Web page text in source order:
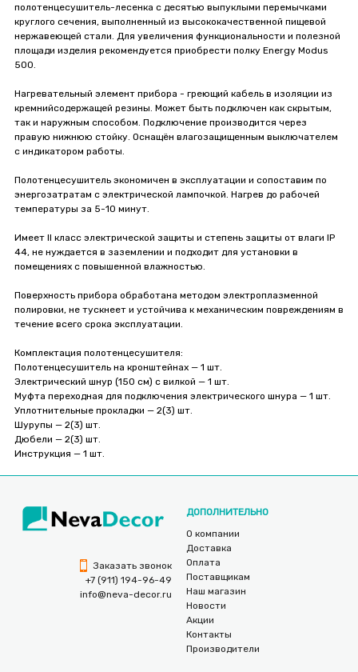
полотенцесушитель-лесенка с десятью выпуклыми перемычками
круглого сечения, выполненный из высококачественной пищевой
нержавеющей стали. Для увеличения функциональности и полезной
площади изделия рекомендуется приобрести полку Energy Modus
500.
Нагревательный элемент прибора - греющий кабель в изоляции из
кремнийсодержащей резины. Может быть подключен как скрытым,
так и наружным способом. Подключение производится через
правую нижнюю стойку. Оснащён влагозащищенным выключателем
с индикатором работы.
Полотенцесушитель экономичен в эксплуатации и сопоставим по
энергозатратам с электрической лампочкой. Нагрев до рабочей
температуры за 5-10 минут.
Имеет II класс электрической защиты и степень защиты от влаги IP
44, не нуждается в заземлении и подходит для установки в
помещениях с повышенной влажностью.
Поверхность прибора обработана методом электроплазменной
полировки, не тускнеет и устойчива к механическим повреждениям в
течение всего срока эксплуатации.
Комплектация полотенцесушителя:
Полотенцесушитель на кронштейнах — 1 шт.
Электрический шнур (150 см) с вилкой — 1 шт.
Муфта переходная для подключения электрического шнура — 1 шт.
Уплотнительные прокладки — 2(3) шт.
Шурупы — 2(3) шт.
Дюбели — 2(3) шт.
Инструкция — 1 шт.
Заказать звонок
+7 (911) 194-96-49
info@neva-decor.ru
ДОПОЛНИТЕЛЬНО
О компании
Доставка
Оплата
Поставщикам
Наш магазин
Новости
Акции
Контакты
Производители